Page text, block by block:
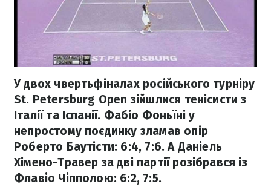
У двох чвертьфіналах російського турніру
St. Petersburg Open зійшлися тенісисти з
Італії та Іспанії. Фабіо Фоньїні у
непростому поєдинку зламав опір
Роберто Баутісти: 6:4, 7:6. А Даніель
Хімено-Травер за дві партії розібрався із
Флавіо Чіпполою: 6:2, 7:5.